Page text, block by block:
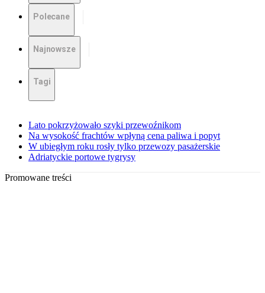
Polecane
Najnowsze
Tagi
Lato pokrzyżowało szyki przewoźnikom
Na wysokość frachtów wpłyną cena paliwa i popyt
W ubiegłym roku rosły tylko przewozy pasażerskie
Adriatyckie portowe tygrysy
Promowane treści